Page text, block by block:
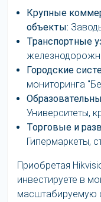
Крупные
объекты:
Транспортные
Городские
мониторинга
Университеты,
Торговые и
Гипермаркеты,
Приобретая
инвестируете в
масштабируемую